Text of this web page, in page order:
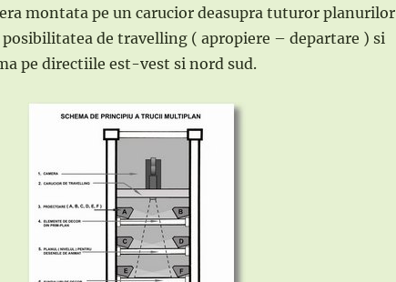
montata pe un carucior deasupra tuturor planurilor
posibilitatea de travelling ( apropiere – departare ) si
pe directiile est-vest si nord sud.